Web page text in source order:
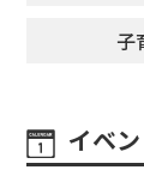
子
イベ